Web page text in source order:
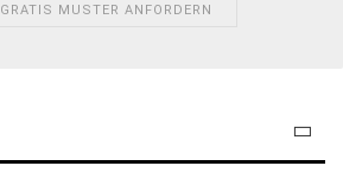
GRATIS MUSTER ANFORDERN